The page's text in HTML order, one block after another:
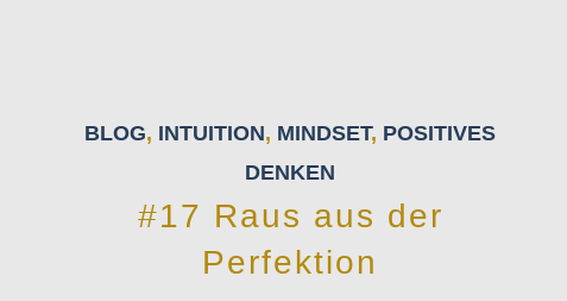
BLOG, INTUITION, MINDSET, POSITIVES
DENKEN
#17 Raus aus der
Perfektion